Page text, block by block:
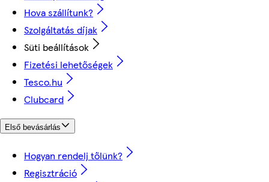
Hova szállítunk?
Szolgáltatás díjak
Süti beállítások
Fizetési lehetőségek
Tesco.hu
Clubcard
Első bevásárlás
Hogyan rendelj tőlünk?
Regisztráció